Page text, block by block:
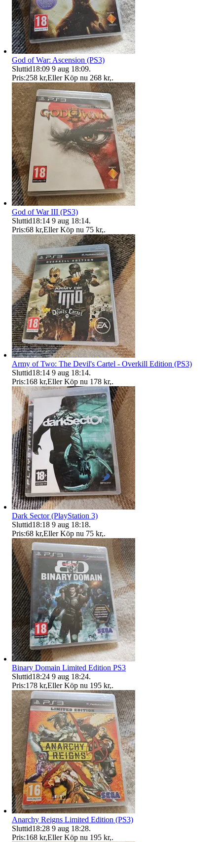
God of War: Ascension (PS3)
Sluttid18:09 9 aug 18:09.
Pris:258 kr,Eller Köp nu 268 kr,.
God of War III (PS3)
Sluttid18:14 9 aug 18:14.
Pris:68 kr,Eller Köp nu 75 kr,.
Army of Two: The Devil's Cartel - Overkill Edition (PS3)
Sluttid18:14 9 aug 18:14.
Pris:168 kr,Eller Köp nu 178 kr,.
Dark Sector (PlayStation 3)
Sluttid18:18 9 aug 18:18.
Pris:68 kr,Eller Köp nu 75 kr,.
Binary Domain Limited Edition PS3
Sluttid18:24 9 aug 18:24.
Pris:178 kr,Eller Köp nu 195 kr,.
Anarchy Reigns Limited Edition (PS3)
Sluttid18:28 9 aug 18:28.
Pris:168 kr,Eller Köp nu 195 kr,.